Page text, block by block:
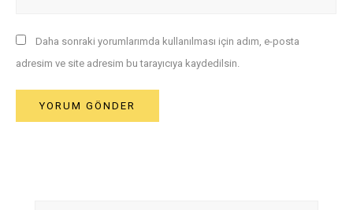
Daha sonraki yorumlarımda kullanılması için adım, e-posta
adresim ve site adresim bu tarayıcıya kaydedilsin.